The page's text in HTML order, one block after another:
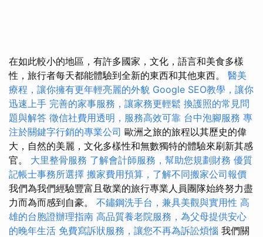
在如此較小的地區，有許多國家，文化，語言和美食多樣
性，旅行者每天都能體驗到全新的東西和其他東西。 醫美
療程，讓你擁有更年輕亮麗的外貌 Google SEO教學，讓你
迅速上手 完善的家事服務，讓家務更輕鬆 換護照的常見問
題與解答 徵信社費用透明，服務高效可靠 台中泡腳服務 專
注於關鍵字行銷的專業公司 歐洲之旅的旅程以其歷史的偉
大，自然的美麗，文化多樣性和無數獨特的體驗來刷新其感
官。 大里整骨服務 了解會計師服務，幫助您規劃財務 優質
記帳士事務所選擇 搬家費用預算，了解不同搬家公司報價
我們為我們經驗豐富且敬業的旅行專業人員團隊始終努力盡
力而為而感到自豪。 不鏽鋼洗手台，兼具美觀與實用性 高
雄的台胞證辦理指南 高品質養老院服務，為父母提供安心
的晚年生活 免費寫訴狀服務，讓您不再為訴訟煩惱 我們關